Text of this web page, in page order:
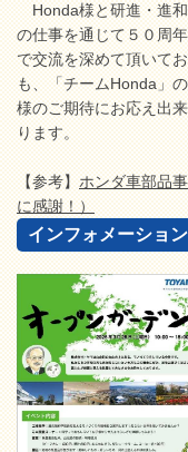
Honda様と研進・進和
の仕事を通じて５０周
で交流を深めて頂いて
も、「チームHonda」
様のご期待にお応え出
ります。
【参考】ホンダ車部品
に感謝！）
インフォメーション